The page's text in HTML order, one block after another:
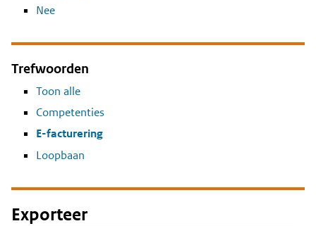
Nee
Trefwoorden
Toon alle
Competenties
E-facturering
Loopbaan
Exporteer